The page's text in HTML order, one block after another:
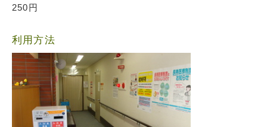
250円
利用方法